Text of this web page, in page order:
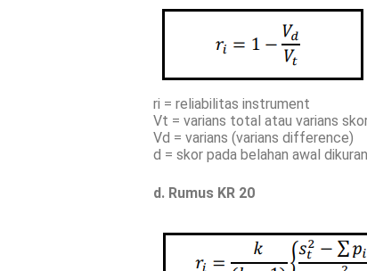
ri = reliabilitas instrument
Vt = varians total atau varians
Vd = varians (varians difference)
d = skor pada belahan awal
d. Rumus KR 20